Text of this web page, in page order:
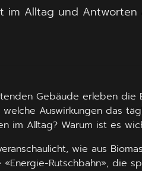
im Alltag und
Gebäude erleben
Auswirkungen das
im Alltag? Warum ist es
wie aus
Rutschbahn», die